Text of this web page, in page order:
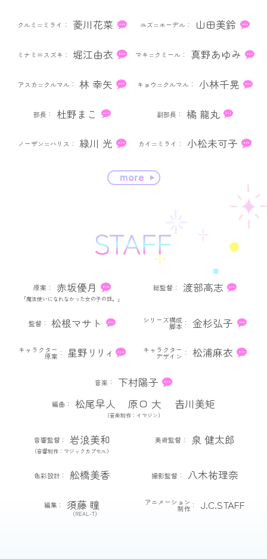
クルミ=ミライ 菱川花菜 ユズ=エーデル 山田美鈴
ミナミ＝スズキ 堀江由衣 マキ=クミール 真野あゆみ
アスカ=クルマル 林 幸矢 キョウ=クルマル 小林千晃
部長 杜野まこ 副部長 橘 龍丸
ノーザン=ハリス 緑川 光 カイ=ミライ 小松未可子
more
原案 赤坂優月
「魔法使いになれなかった女の子の話。」
総監督 渡部高志
監督 松根マサト シリーズ構成
脚本 金杉弘子
キャラクター
原案 星野 リリィ キャラクター
デザイン 松浦麻衣
音楽 下村陽子
編曲 松尾早人 原口 大 𠮷川美矩
（音楽制作：イマジン）
音響監督 岩浪美和
（音響制作：マジックカプセル）
美術監督 泉 健太郎
色彩設計 舩橋美香 撮影監督 八木祐理奈
編集 須藤 瞳
（REAL-T）
アニメーション
制作 J.C.STAFF